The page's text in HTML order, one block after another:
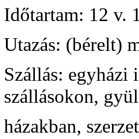
Időtartam: 12 v.
Utazás: (bérelt)
Szállás: egyházi
szállásokon,
házakban,